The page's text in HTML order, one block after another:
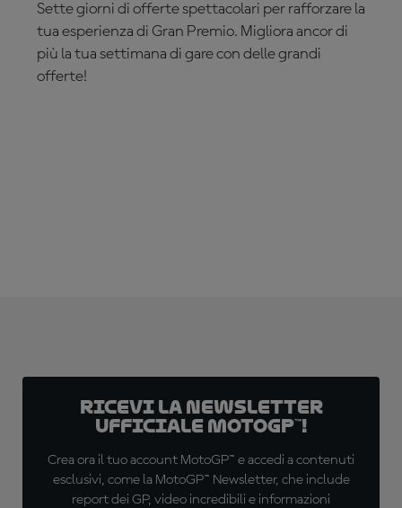
Sette giorni di offerte spettacolari per rafforzare la
tua esperienza di Gran Premio. Migliora ancor di
più la tua settimana di gare con delle grandi
offerte!
Ricevi la newsletter
ufficiale MotoGP™!
Crea ora il tuo account MotoGP™ e accedi a contenuti
esclusivi, come la MotoGP™ Newsletter, che include
report dei GP, video incredibili e informazioni